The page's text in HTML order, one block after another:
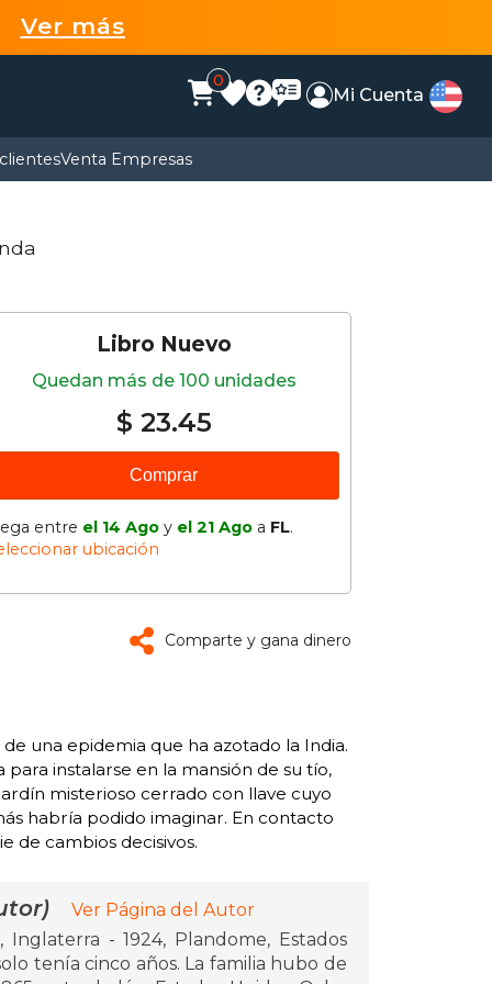
Ver más
0
Mi Cuenta
Venta Empresas
Libro Nuevo
Quedan más de 100 unidades
$ 23.45
Comprar
entre el 14 Ago y el 21 Ago a FL.
ubicación
Comparte y gana dinero
una epidemia que ha azotado la India.
para instalarse en la mansión de su tío,
misterioso cerrado con llave cuyo
habría podido imaginar. En contacto
de cambios decisivos.
Ver Página del Autor
- 1924, Plandome, Estados
tenía cinco años. La familia hubo de